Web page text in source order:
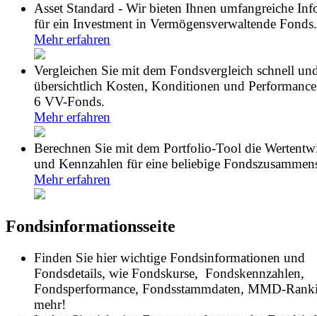
Asset Standard - Wir bieten Ihnen umfangreiche
für ein Investment in Vermögensverwaltende Fonds.
Mehr erfahren
Vergleichen Sie mit dem Fondsvergleich schnell
übersichtlich Kosten, Konditionen und
6 VV-Fonds.
Mehr erfahren
Berechnen Sie mit dem Portfolio-Tool die
und Kennzahlen für eine beliebige
Mehr erfahren
Fondsinformationsseite
Finden Sie hier wichtige Fondsinformationen und
Fondsdetails, wie Fondskurse, Fondskennzahlen,
Fondsperformance, Fondsstammdaten, MMD-
mehr!